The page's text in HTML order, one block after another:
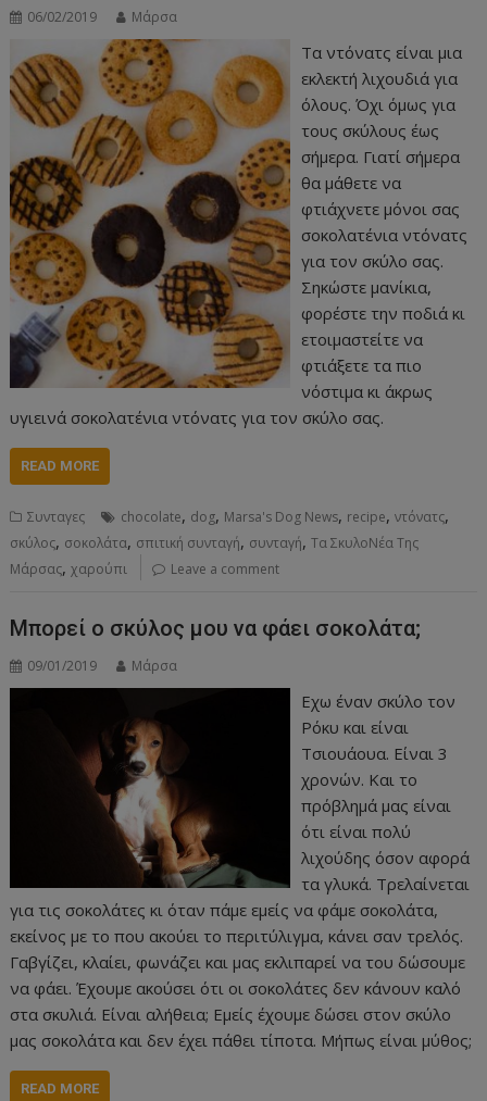
06/02/2019 Μάρσα
Τα ντόνατς είναι μια
εκλεκτή λιχουδιά για
όλους. Όχι όμως για
τους σκύλους έως
σήμερα. Γιατί σήμερα
θα μάθετε να
φτιάχνετε μόνοι σας
σοκολατένια ντόνατς
για τον σκύλο σας.
Σηκώστε μανίκια,
φορέστε την ποδιά κι
ετοιμαστείτε να
φτιάξετε τα πιο
νόστιμα κι άκρως
υγιεινά σοκολατένια ντόνατς για τον σκύλο σας.
READ MORE
Συνταγες chocolate, dog, Marsa's Dog News, recipe,ντόνατς,
σκύλος, σοκολάτα, σπιτική συνταγή, συνταγή,Τα ΣκυλοΝέα Της
Μάρσας,χαρούπι Leave a comment
Μπορεί ο σκύλος μου να φάει σοκολάτα;
09/01/2019 Μάρσα
Eχω έναν σκύλο τον
Ρόκυ και είναι
Τσιουάουα. Είναι 3
χρονών. Και το
πρόβλημά μας είναι
ότι είναι πολύ
λιχούδης όσον αφορά
τα γλυκά. Τρελαίνεται
για τις σοκολάτες κι όταν πάμε εμείς να φάμε σοκολάτα,
εκείνος με το που ακούει το περιτύλιγμα, κάνει σαν τρελός.
Γαβγίζει, κλαίει, φωνάζει και μας εκλιπαρεί να του δώσουμε
να φάει. Έχουμε ακούσει ότι οι σοκολάτες δεν κάνουν καλό
στα σκυλιά. Είναι αλήθεια; Εμείς έχουμε δώσει στον σκύλο
μας σοκολάτα και δεν έχει πάθει τίποτα. Μήπως είναι μύθος;
READ MORE